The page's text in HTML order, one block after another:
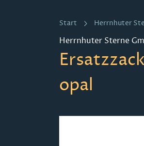
Start Herrnhuter
Herrnhuter Sterne
opal